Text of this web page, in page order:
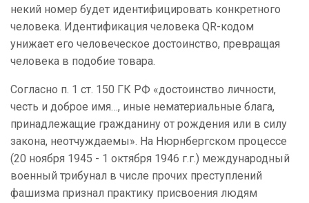
некий номер будет идентифицировать конкретного
человека. Идентификация человека QR-кодом
унижает его человеческое достоинство, превращая
человека в подобие товара.
Согласно п. 1 ст. 150 ГК РФ «достоинство личности,
честь и доброе имя…, иные нематериальные блага,
принадлежащие гражданину от рождения или в силу
закона, неотчуждаемы». На Нюрнбергском процессе
(20 ноября 1945 - 1 октября 1946 г.г.) международный
военный трибунал в числе прочих преступлений
фашизма признал практику присвоения людям